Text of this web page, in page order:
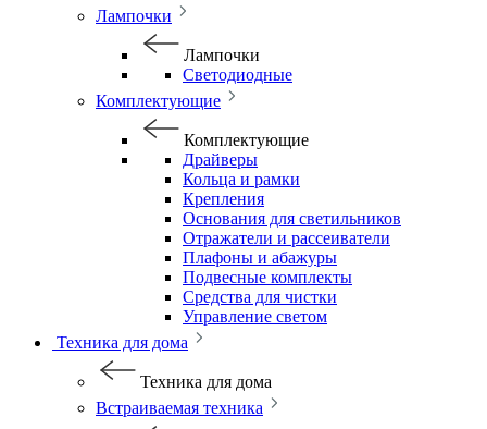
Лампочки
Лампочки
Светодиодные
Комплектующие
Комплектующие
Драйверы
Кольца и рамки
Крепления
Основания для светильников
Отражатели и рассеиватели
Плафоны и абажуры
Подвесные комплекты
Средства для чистки
Управление светом
Техника для дома
Техника для дома
Встраиваемая техника